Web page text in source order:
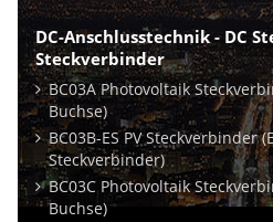
DC-Anschlusstechnik - DC
Steckverbinder
BC03A Photovoltaik
Buchse)
BC03B-ES PV Steckverbinder
Steckverbinder)
BC03C Photovoltaik
Buchse)